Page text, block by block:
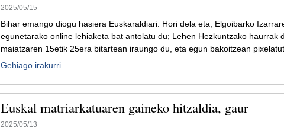
2025/05/15
Bihar emango diogu hasiera Euskaraldiari. Hori dela eta, Elgoibarko
egunetarako online lehiaketa bat antolatu du; Lehen Hezkuntzako haurrak
maiatzaren 15etik 25era bitartean iraungo du, eta egun bakoitzean
Gehiago irakurri
Euskal matriarkatuaren gaineko hitzaldia, gaur
2025/05/13